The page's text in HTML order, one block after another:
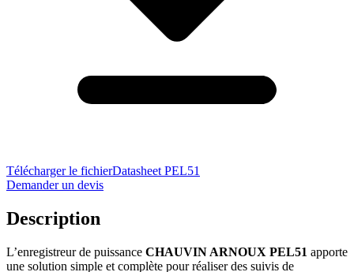
Télécharger le fichierDatasheet PEL51
Demander un devis
Description
L’enregistreur de puissance CHAUVIN ARNOUX PEL51 apporte
une solution simple et complète pour réaliser des suivis de